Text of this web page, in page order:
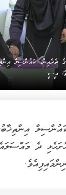
ތެރެއިން: ކައުންސިލް
އީސީ
ދެ